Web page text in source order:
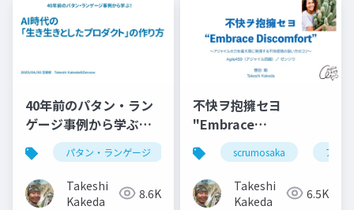
40年前のパタン・ラン
ゲージ事例から学ぶ！
AI時代の「生き生きと
したプロダクト」の作
り方
パタン・ランゲージ
Takeshi
Kakeda
8.6K
不快ヲ抱擁セヨ
"Embrace
Discomfort"
scrumosaka アジ
Takeshi
Kakeda
6.5K